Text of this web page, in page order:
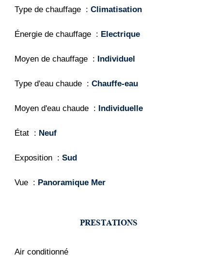
Type de chauffage Climatisation
Énergie de chauffage Electrique
Moyen de chauffage Individuel
Type d'eau chaude Chauffe-eau
Moyen d'eau chaude Individuelle
État Neuf
Exposition Sud
Vue Panoramique Mer
PRESTATIONS
Air conditionné